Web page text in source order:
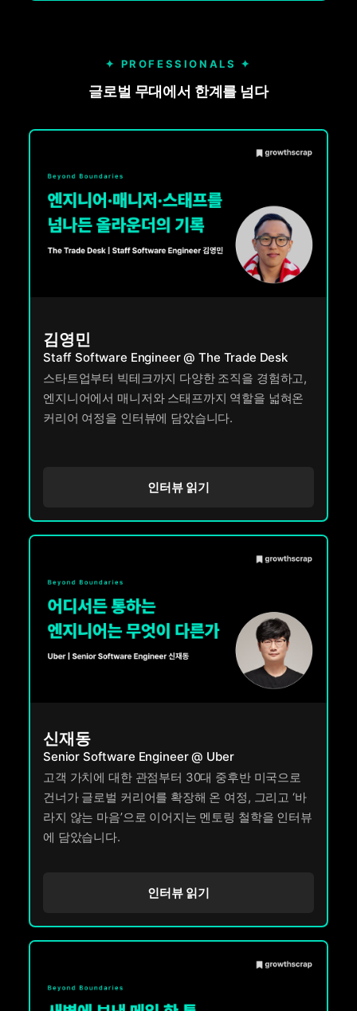
✦ PROFESSIONALS ✦
글로벌 무대에서 한계를 넘다
김영민
Staff Software Engineer @ The Trade Desk
스타트업부터 빅테크까지 다양한 조직을 경험하고,
엔지니어에서 매니저와 스태프까지 역할을 넓혀온
커리어 여정을 인터뷰에 담았습니다.
인터뷰 읽기
신재동
Senior Software Engineer @ Uber
고객 가치에 대한 관점부터 30대 중후반 미국으로
건너가 글로벌 커리어를 확장해 온 여정, 그리고 ‘바
라지 않는 마음’으로 이어지는 멘토링 철학을 인터뷰
에 담았습니다.
인터뷰 읽기